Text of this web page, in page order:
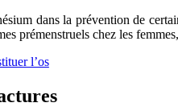
dans la prévention de
prémenstruels chez les
l’os